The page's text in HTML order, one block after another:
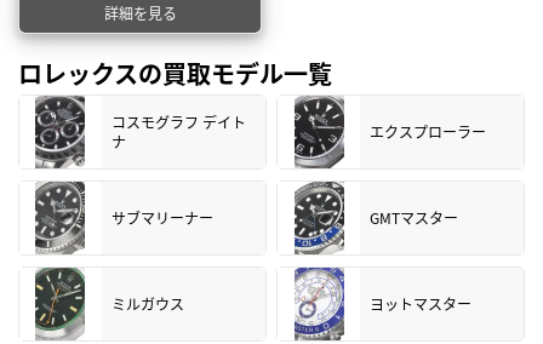
詳細を見る
ロレックスの買取モデル一覧
コスモグラフ デイト
ナ
エクスプローラー
サブマリーナー GMTマスター
ミルガウス ヨットマスター